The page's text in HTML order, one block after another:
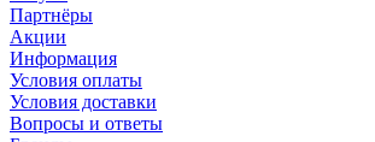
Партнёры
Акции
Информация
Условия оплаты
Условия доставки
Вопросы и ответы